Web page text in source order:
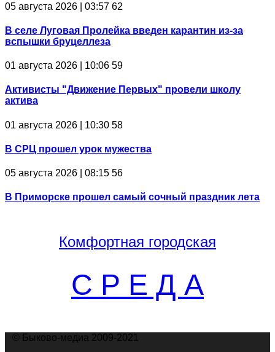
05 августа 2026 | 03:57 62
В селе Луговая Пролейка введен карантин из-за
вспышки бруцеллеза
01 августа 2026 | 10:06 59
Активисты "Движение Первых" провели школу
актива
01 августа 2026 | 10:30 58
В СРЦ прошел урок мужества
05 августа 2026 | 08:15 56
В Приморске прошел самый сочный праздник лета
Комфортная городская
С Р Е Д А
© Быково-медиа 2009-2021